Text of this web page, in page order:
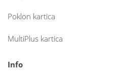
Poklon kartica
MultiPlus kartica
Info